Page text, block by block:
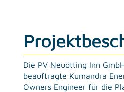
Die PV Neuötting Inn
beauftragte Kumandra
Owners Engineer für die